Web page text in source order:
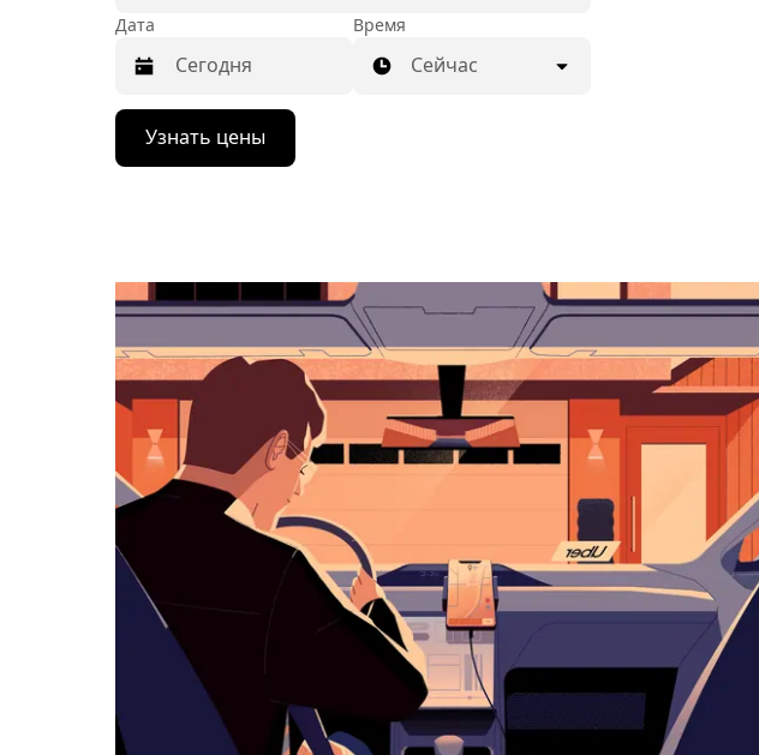
Дата
Нажмите
стрелку
вниз,
выбрать
дату.
закрыть
календарь,
нажмите
Esc.
Время
Сейчас
Узнать цены